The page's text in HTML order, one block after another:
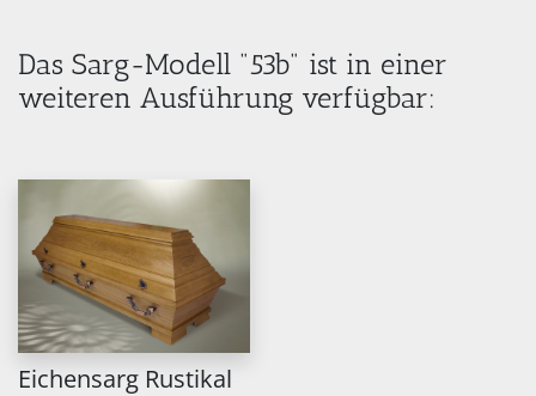
Das Sarg-Modell "53b" ist in einer
weiteren Ausführung verfügbar:
Eichensarg Rustikal